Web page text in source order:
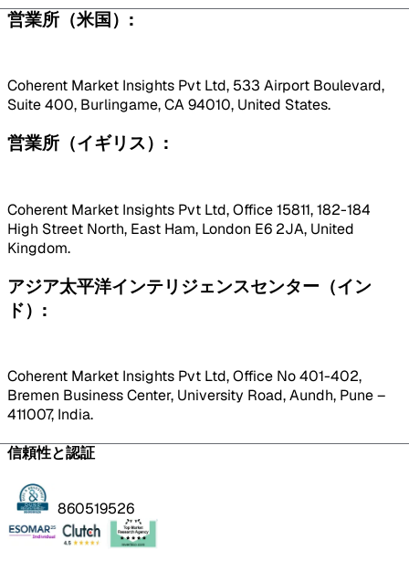
営業所（米国）:
Coherent Market Insights Pvt Ltd, 533 Airport Boulevard,
Suite 400, Burlingame, CA 94010, United States.
営業所（イギリス）:
Coherent Market Insights Pvt Ltd, Office 15811, 182-184
High Street North, East Ham, London E6 2JA, United
Kingdom.
アジア太平洋インテリジェンスセンター（イン
ド）:
Coherent Market Insights Pvt Ltd, Office No 401-402,
Bremen Business Center, University Road, Aundh, Pune –
411007, India.
信頼性と認証
860519526